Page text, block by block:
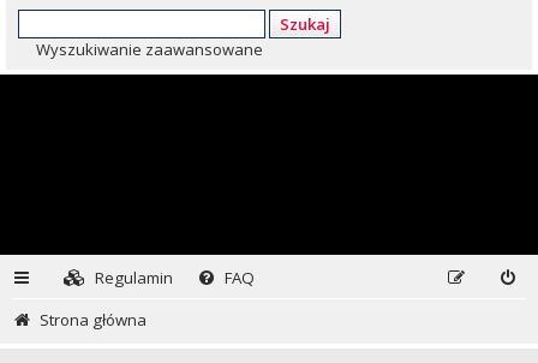
Szukaj
Wyszukiwanie zaawansowane
Regulamin
FAQ
Strona główna